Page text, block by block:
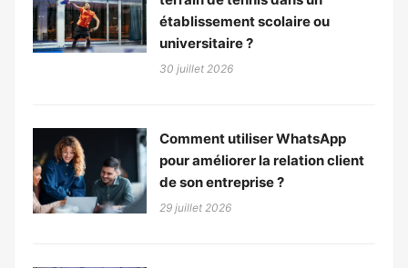
établissement scolaire ou
universitaire ?
30 juillet 2026
Comment utiliser WhatsApp
pour améliorer la relation client
de son entreprise ?
29 juillet 2026